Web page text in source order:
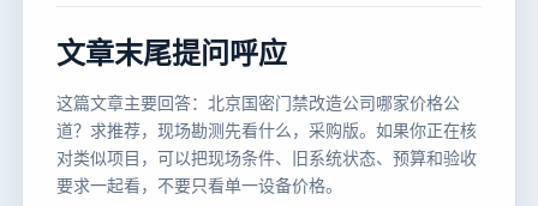
文章末尾提问呼应
这篇文章主要回答：北京国密门禁改造公司哪家价格公
道？求推荐，现场勘测先看什么，采购版。如果你正在核
对类似项目，可以把现场条件、旧系统状态、预算和验收
要求一起看，不要只看单一设备价格。